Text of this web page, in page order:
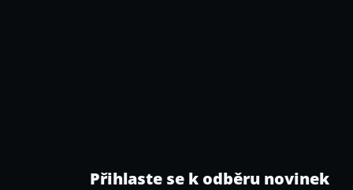
Přihlaste se k odběru novinek